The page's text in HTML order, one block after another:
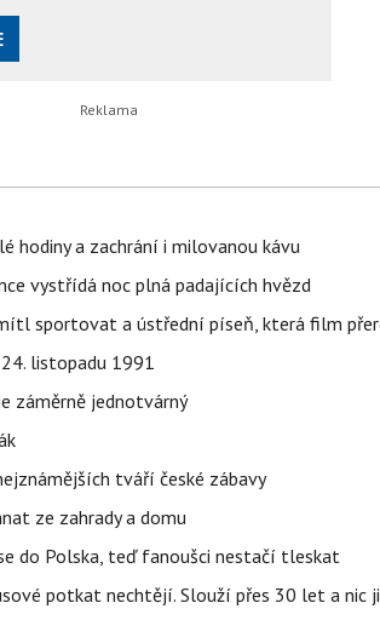
hodiny a zachrání i milovanou kávu
vystřídá noc plná padajících hvězd
sportovat a ústřední píseň, která film
listopadu 1991
záměrně jednotvárný
tváří české zábavy
ze zahrady a domu
do Polska, teď fanoušci nestačí tleskat
potkat nechtějí. Slouží přes 30 let a nic